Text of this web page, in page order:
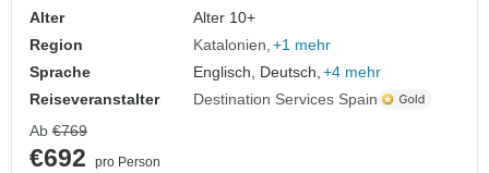
Alter
Alter 10+
Region
Katalonien +1 mehr
Sprache
Englisch, Deutsch, +4 mehr
Reiseveranstalter
Destination Services Spain
Ab €769
€692
pro Person